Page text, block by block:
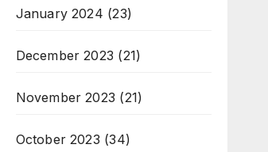
January 2024 (23)
December 2023 (21)
November 2023 (21)
October 2023 (34)